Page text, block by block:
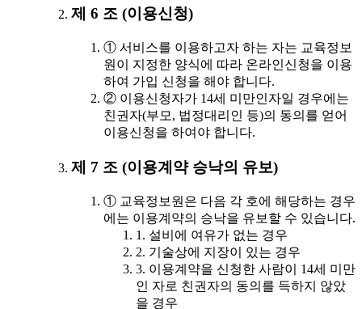
제 6 조 (이용신청)
① 서비스를 이용하고자 하는 자는 교육정보
원이 지정한 양식에 따라 온라인신청을 이용
하여 가입 신청을 해야 합니다.
② 이용신청자가 14세 미만인자일 경우에는
친권자(부모, 법정대리인 등)의 동의를 얻어
이용신청을 하여야 합니다.
제 7 조 (이용계약 승낙의 유보)
① 교육정보원은 다음 각 호에 해당하는 경우
에는 이용계약의 승낙을 유보할 수 있습니다.
1. 설비에 여유가 없는 경우
2. 기술상에 지장이 있는 경우
3. 이용계약을 신청한 사람이 14세 미만
인 자로 친권자의 동의를 득하지 않았
을 경우